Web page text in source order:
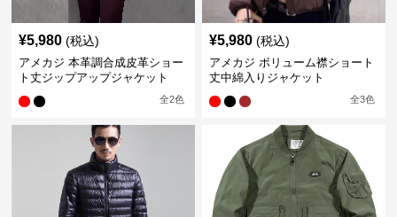
¥5,980 (税込)
アメカジ 本革調合成皮革ショー
ト丈ジップアップジャケット
全2色
¥5,980 (税込)
アメカジ ボリューム襟ショート
丈中綿入りジャケット
全3色